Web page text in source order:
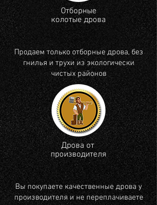
Отборные
колотые дрова
Продаем только отборные дрова, без
гнилья и трухи из экологически
чистых районов
Дрова от
производителя
Вы покупаете качественные дрова у
производителя и не переплачиваете